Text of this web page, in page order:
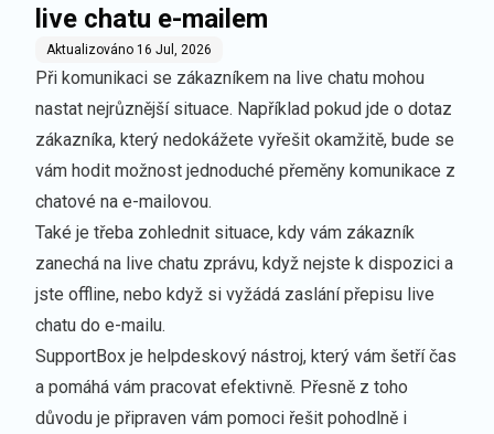
live chatu e-mailem
Aktualizováno 16 Jul, 2026
Při komunikaci se zákazníkem na live chatu mohou
nastat nejrůznější situace. Například pokud jde o dotaz
zákazníka, který nedokážete vyřešit okamžitě, bude se
vám hodit možnost jednoduché přeměny komunikace z
chatové na e-mailovou.
Také je třeba zohlednit situace, kdy vám zákazník
zanechá na live chatu zprávu, když nejste k dispozici a
jste offline, nebo když si vyžádá zaslání přepisu live
chatu do e-mailu.
SupportBox je helpdeskový nástroj, který vám šetří čas
a pomáhá vám pracovat efektivně. Přesně z toho
důvodu je připraven vám pomoci řešit pohodlně i